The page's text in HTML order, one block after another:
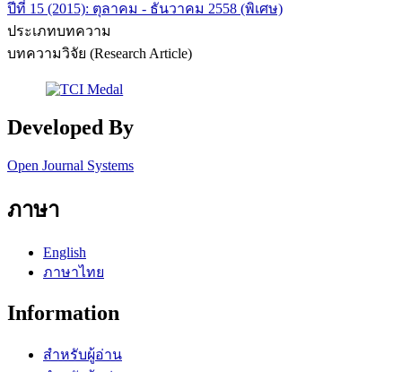
ปีที่ 15 (2015): ตุลาคม - ธันวาคม 2558 (พิเศษ)
ประเภทบทความ
บทความวิจัย (Research Article)
Developed By
Open Journal Systems
ภาษา
English
ภาษาไทย
Information
สำหรับผู้อ่าน